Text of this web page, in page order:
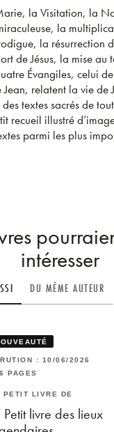
la Visitation, la
la
la résurrection
de Jésus, la mise au
Évangiles, celui
relatent la vie de
textes sacrés de
recueil illustré
parmi les plus
intéresser
DU MÊME AUTEUR
: 10/06/2026
PAGES
PETIT LIVRE DE
Petit livre des lieux